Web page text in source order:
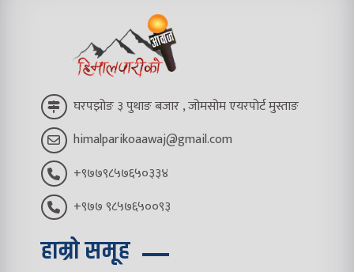
घरपझोङ ३ पुथाङ बजार , जोमसोम एयरपोर्ट मुस्ताङ
himalparikoaawaj@gmail.com
+९७७९८५७६५०३३४
+९७७ ९८५७६५००९३
हाम्रो समूह